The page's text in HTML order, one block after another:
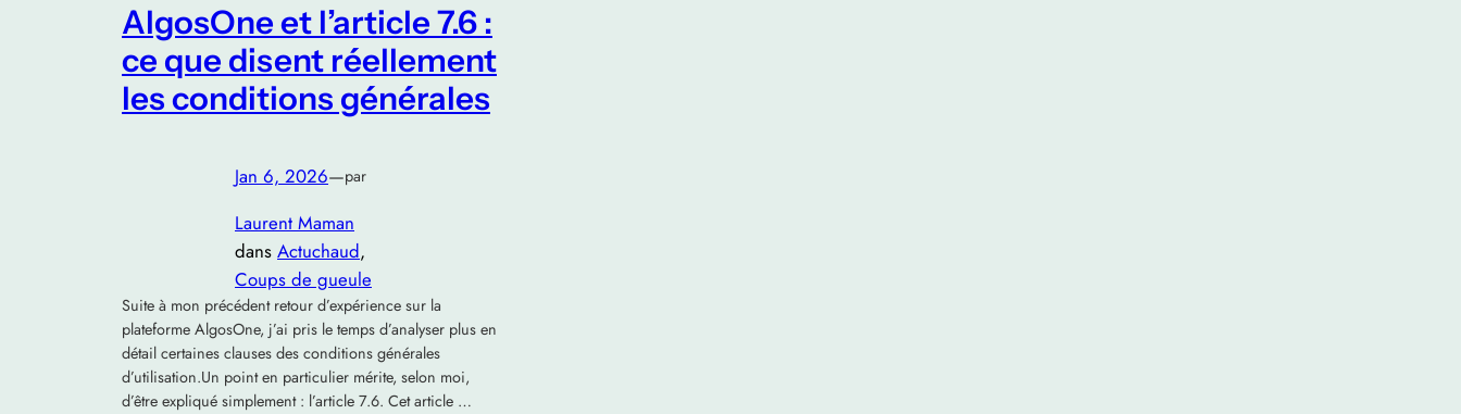
AlgosOne et l’article 7.6 :
ce que disent réellement
les conditions générales
Jan 6, 2026—par
Laurent Maman
dans Actuchaud
Coups de gueule
Suite à mon précédent retour d’expérience sur la
plateforme AlgosOne, j’ai pris le temps d’analyser plus en
détail certaines clauses des conditions générales
d’utilisation.Un point en particulier mérite, selon moi,
d’être expliqué simplement : l’article 7.6. Cet article …